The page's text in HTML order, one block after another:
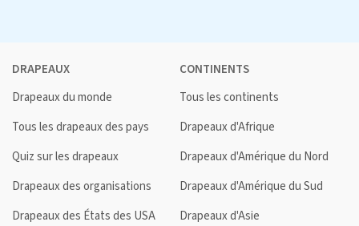
DRAPEAUX
Drapeaux du monde
Tous les drapeaux des pays
Quiz sur les drapeaux
Drapeaux des organisations
Drapeaux des États des USA
CONTINENTS
Tous les continents
Drapeaux d'Afrique
Drapeaux d'Amérique du Nord
Drapeaux d'Amérique du Sud
Drapeaux d'Asie